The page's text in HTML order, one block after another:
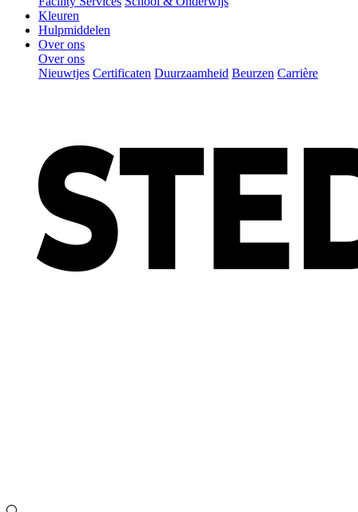
Kleuren
Hulpmiddelen
Over ons
Over ons
Nieuwtjes Certificaten Duurzaamheid Beurzen Carrière